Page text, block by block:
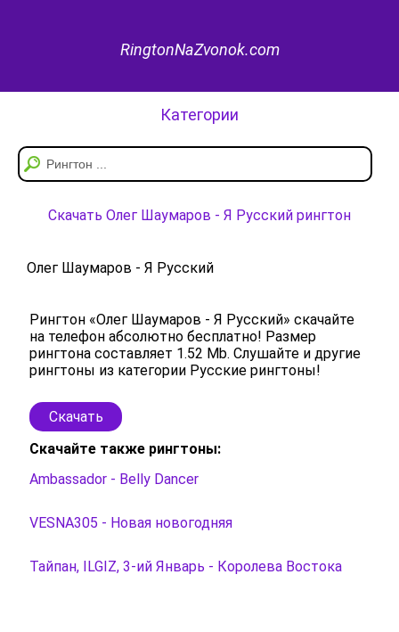
RingtonNaZvonok.com
Категории
Скачать Олег Шаумаров - Я Русский рингтон
Олег Шаумаров - Я Русский
Рингтон «Олег Шаумаров - Я Русский» скачайте
на телефон абсолютно бесплатно! Размер
рингтона составляет 1.52 Mb. Слушайте и другие
рингтоны из категории Русские рингтоны!
Скачать
Скачайте также рингтоны:
Ambassador - Belly Dancer
VESNA305 - Новая новогодняя
Тайпан, ILGIZ, 3-ий Январь - Королева Востока